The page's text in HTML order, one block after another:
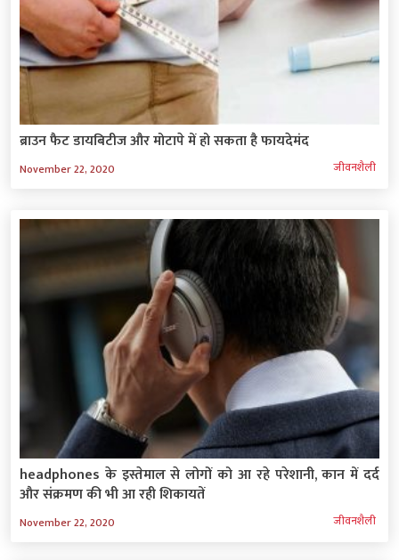
ब्राउन फैट डायबिटीज और मोटापे में हो सकता है फायदेमंद
November 22, 2020 जीवनशैली
headphones के इस्तेमाल से लोगों को आ रहे परेशानी, कान में दर्द
और संक्रमण की भी आ रही शिकायतें
November 22, 2020 जीवनशैली